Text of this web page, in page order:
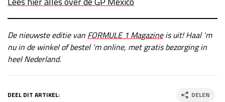
De nieuwste editie van FORMULE 1 Magazineis uit! Haal ‘m
nu in de winkel of bestel ‘m online, met gratis bezorging in
heel Nederland.
DEEL DIT ARTIKEL: DELEN